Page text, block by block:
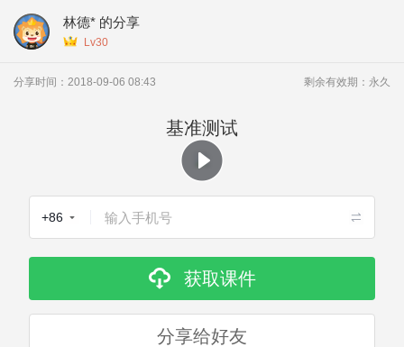
林德* 的分享
Lv30
分享时间： 2018-09-06 08:43 剩余有效期： 永久
基准测试
+86
获取课件
分享给好友